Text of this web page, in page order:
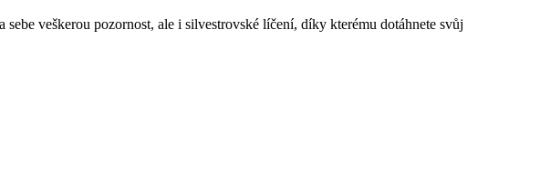
veškerou pozornost, ale i silvestrovské líčení, díky kterému dotáhnete svůj